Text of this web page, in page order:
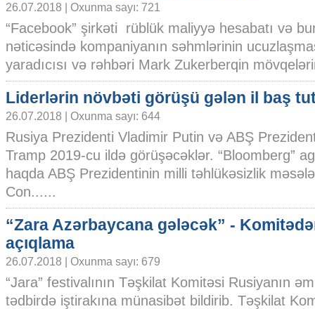
26.07.2018 | Oxunma sayı: 721
“Facebook” şirkəti rüblük maliyyə hesabatı və
nəticəsində kompaniyanın səhmlərinin
yaradıcısı və rəhbəri Mark Zukerberqin
Liderlərin növbəti görüşü gələn il baş
26.07.2018 | Oxunma sayı: 644
Rusiya Prezidenti Vladimir Putin və ABŞ
Tramp 2019-cu ildə görüşəcəklər. “Bloomberg”
haqda ABŞ Prezidentinin milli təhlükəsizlik
Con......
“Zara Azərbaycana gələcək” -
açıqlama
26.07.2018 | Oxunma sayı: 679
“Jara” festivalının Təşkilat Komitəsi Rusiyanın
tədbirdə iştirakına münasibət bildirib. Təşkilat